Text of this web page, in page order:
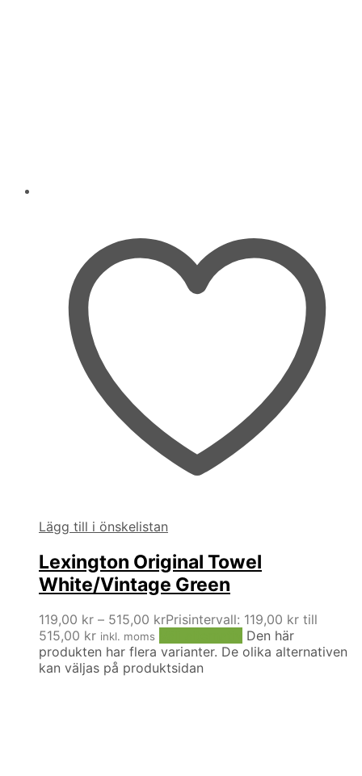
Lägg till i önskelistan
Lexington Original Towel
White/Vintage Green
119,00 kr – 515,00 krPrisintervall: 119,00 kr till
515,00 kr inkl. moms
Den här
produkten har flera varianter. De olika alternativen
kan väljas på produktsidan